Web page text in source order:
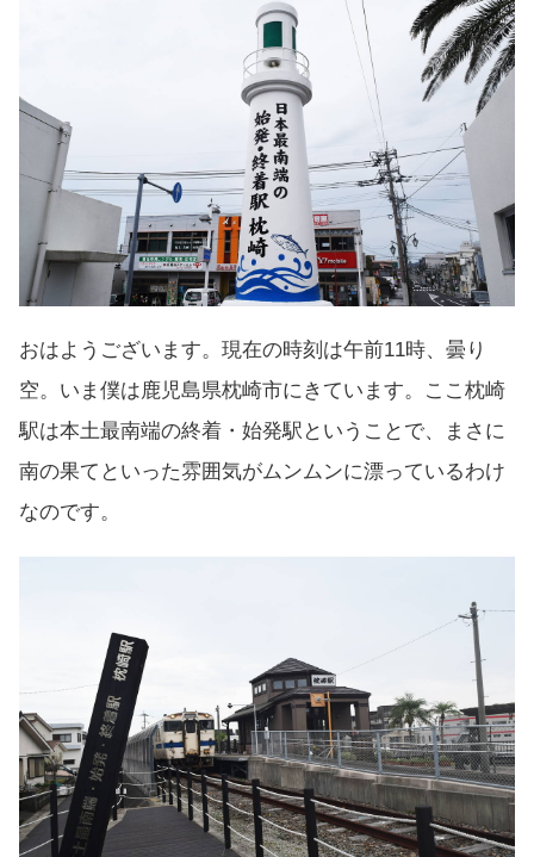
おはようございます。現在の時刻は午前11時、曇り
空。いま僕は鹿児島県枕崎市にきています。ここ枕崎
駅は本土最南端の終着・始発駅ということで、まさに
南の果てといった雰囲気がムンムンに漂っているわけ
なのです。